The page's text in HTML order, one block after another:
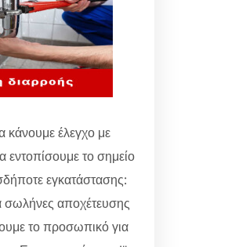
έλεγχο με
εντοπίσουμε το σημείο
εγκατάστασης:
σωλήνες αποχέτευσης
το προσωπικό για